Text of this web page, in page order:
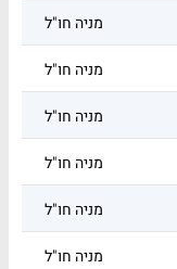
מניה חו"ל
מניה חו"ל
מניה חו"ל
מניה חו"ל
מניה חו"ל
מניה חו"ל